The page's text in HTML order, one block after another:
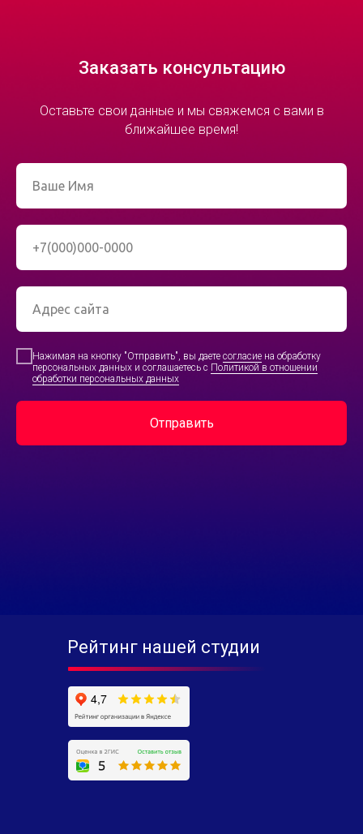
Заказать консультацию
Оставьте свои данные и мы свяжемся c вами в
ближайшее время!
Нажимая на кнопку "Отправить", вы даете согласие на обработку
персональных данных и соглашаетесь с Политикой в отношении
обработки персональных данных
Отправить
Рейтинг нашей студии